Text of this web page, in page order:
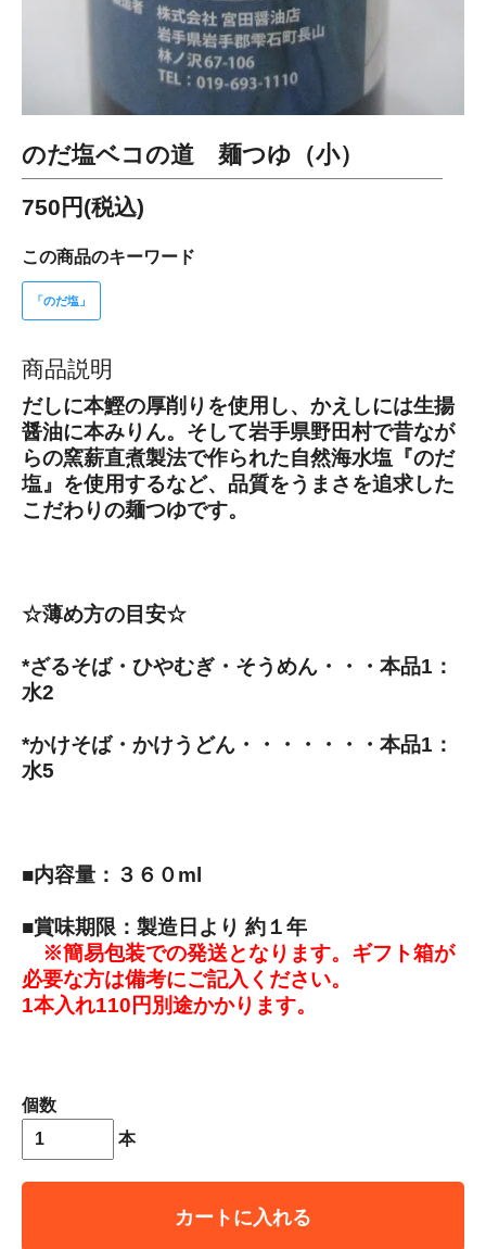
のだ塩ベコの道 麺つゆ（小）
750円(税込)
この商品のキーワード
「のだ塩」
商品説明
だしに本鰹の厚削りを使用し、かえしには生揚
醤油に本みりん。そして岩手県野田村で昔なが
らの窯薪直煮製法で作られた自然海水塩『のだ
塩』を使用するなど、品質をうまさを追求した
こだわりの麺つゆです。
☆薄め方の目安☆
*ざるそば・ひやむぎ・そうめん・・・本品1：
水2
*かけそば・かけうどん・・・・・・・本品1：
水5
■内容量：３６０ml
■賞味期限：製造日より 約１年
※簡易包装での発送となります。ギフト箱が
必要な方は備考にご記入ください。
1本入れ110円別途かかります。
個数
本
カートに入れる